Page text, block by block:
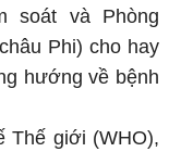
soát và Phòng
Phi) cho hay
hướng về bệnh
giới (WHO),